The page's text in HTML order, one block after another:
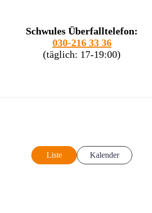
Schwules Überfalltelefon:
030-216 33 36
(täglich: 17-19:00)
Liste Kalender